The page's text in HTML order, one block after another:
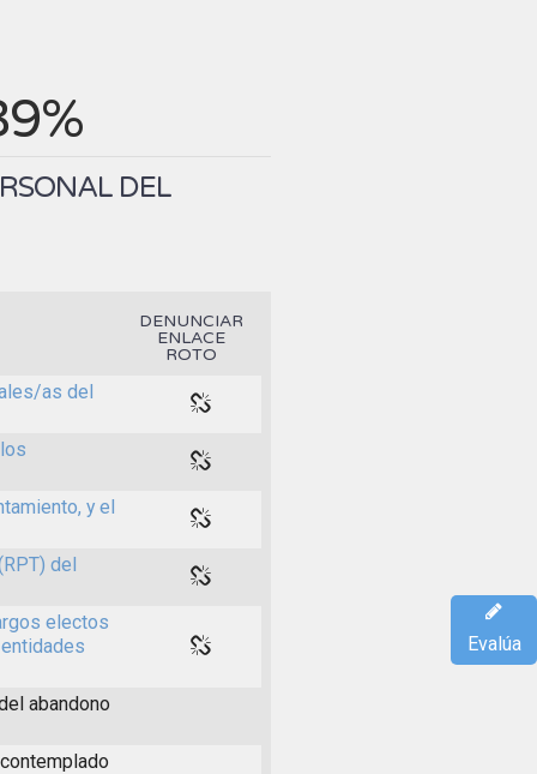
DEL
DENUNCIAR
ENLACE
ROTO
as del
y el
del
electos
abandono
Evalúa